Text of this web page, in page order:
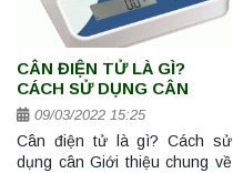
CÂN ĐIỆN TỬ LÀ GÌ?
CÁCH SỬ DỤNG CÂN
09/03/2022 15:25
Cân điện tử là gì? Cách sử
dụng cân Giới thiệu chung về